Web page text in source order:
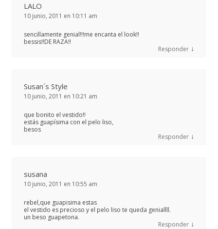
LALO
10 junio, 2011 en 10:11 am
sencillamente genial!!!me encanta el look!!
bessis!!DE RAZA!!
Responder ↓
Susan´s Style
10 junio, 2011 en 10:21 am
que bonito el vestido!!
estás guapísima con el pelo liso,
besos
Responder ↓
susana
10 junio, 2011 en 10:55 am
rebel,que guapisima estas
el vestido es precioso y el pelo liso te queda geniallll.
un beso guapetona.
Responder ↓